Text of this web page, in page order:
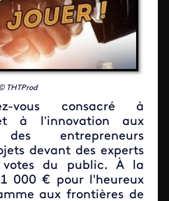
THTProd
vous consacré à
à l’innovation aux
des entrepreneurs
devant des experts
votes du public. À la
000 € pour l'heureux
aux frontières de